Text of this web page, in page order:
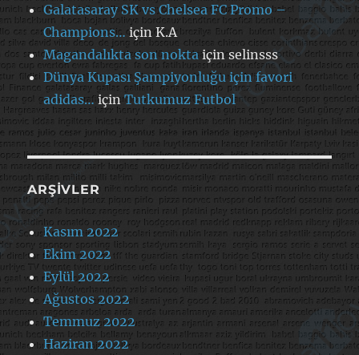
Galatasaray SK vs Chelsea FC Promo –
Champions…içinK.A
Magandalıkta son nokta içinselinsss
Dünya Kupası Şampiyonluğu için favori
adidas… içinTutkumuz Futbol
ARŞIVLER
Kasım 2022
Ekim 2022
Eylül 2022
Ağustos 2022
Temmuz 2022
Haziran 2022